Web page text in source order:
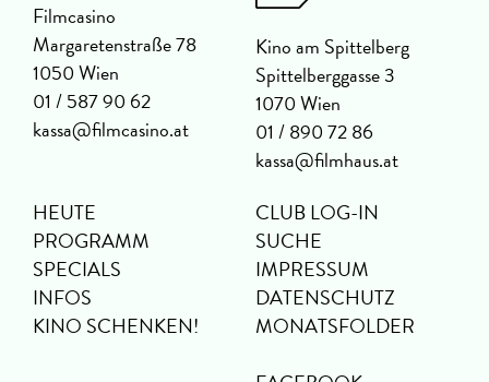
Filmcasino
Margaretenstraße 78
1050 Wien
01 / 587 90 62
kassa@filmcasino.at
Kino am Spittelberg
Spittelberggasse 3
1070 Wien
01 / 890 72 86
kassa@filmhaus.at
HEUTE
PROGRAMM
SPECIALS
INFOS
KINO SCHENKEN!
CLUB LOG-IN
SUCHE
IMPRESSUM
DATENSCHUTZ
MONATSFOLDER